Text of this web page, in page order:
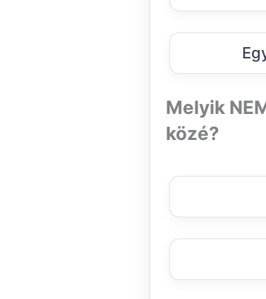
Melyik
közé?